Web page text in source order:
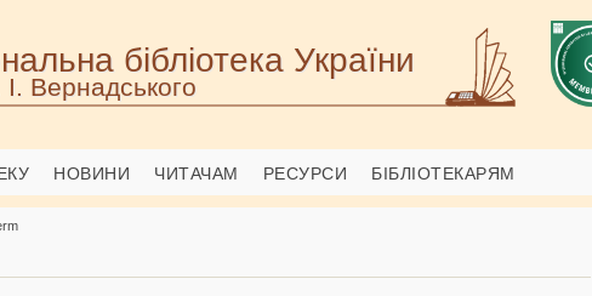
бібліотека України
І. Вернадського
НОВИНИ ЧИТАЧАМ РЕСУРСИ БІБЛІОТЕКАРЯМ